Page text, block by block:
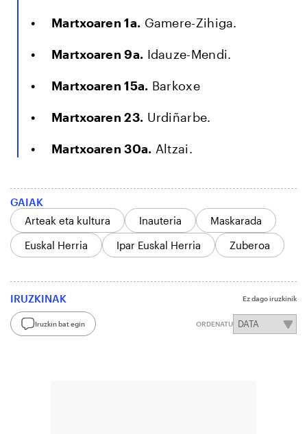
Martxoaren 1a. Gamere-Zihiga.
Martxoaren 9a. Idauze-Mendi.
Martxoaren 15a. Barkoxe
Martxoaren 23. Urdiñarbe.
Martxoaren 30a. Altzai.
GAIAK
Arteak eta kultura
Inauteria
Maskarada
Euskal Herria
Ipar Euskal Herria Zuberoa
IRUZKINAK Ez dago iruzkinik
Iruzkin bat egin ORDENATU